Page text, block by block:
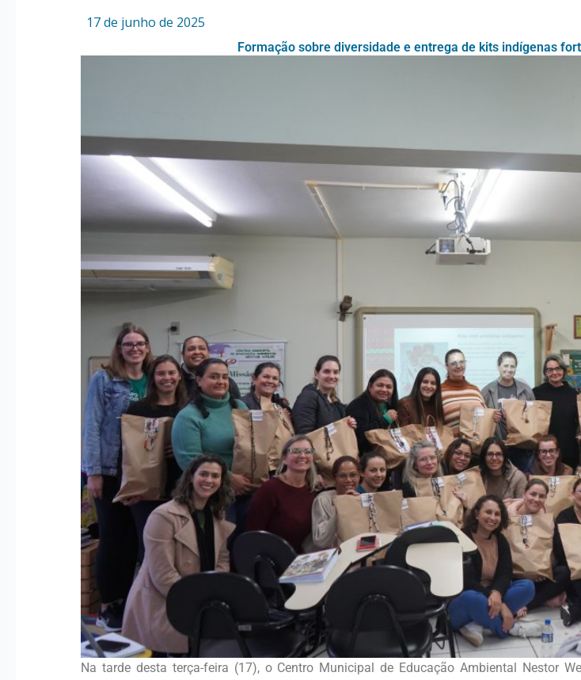
17 de junho de 2025
Formação sobre diversidade e entrega de kits indígenas
Na tarde desta terça-feira (17), o Centro Municipal de Educação Ambiental Nestor